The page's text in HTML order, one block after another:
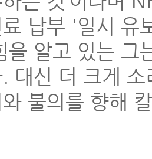
납부 '일시 유
을 알고 있는 그
. 대신 더 크게
불의를 향해